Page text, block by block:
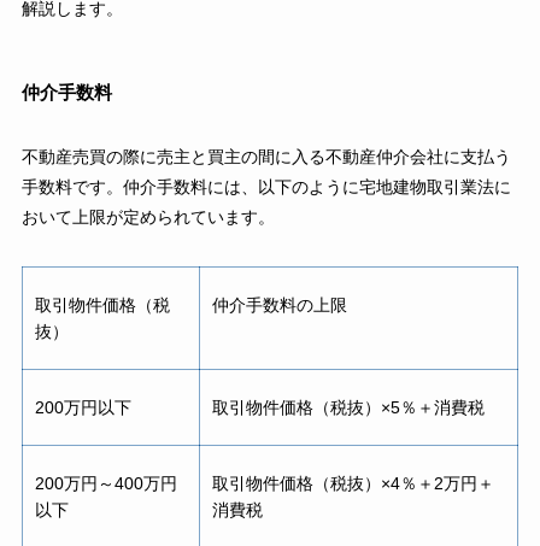
解説します。
仲介手数料
不動産売買の際に売主と買主の間に入る不動産仲介会社に支払う
手数料です。仲介手数料には、以下のように宅地建物取引業法に
おいて上限が定められています。
取引物件価格（税
抜）
仲介手数料の上限
200万円以下 取引物件価格（税抜）×5％＋消費税
200万円～400万円
以下
取引物件価格（税抜）×4％＋2万円＋
消費税